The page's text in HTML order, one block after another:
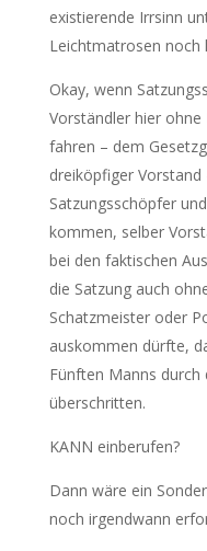
existierende Irrsinn
Leichtmatrosen noch
Okay, wenn
Vorständler hier
fahren – dem
dreiköpfiger
Satzungsschöpfer
kommen, selber
bei den faktischen
die Satzung auch
Schatzmeister oder
auskommen dürfte,
Fünften Manns durch
überschritten.
KANN einberufen?
Dann wäre ein
noch irgendwann